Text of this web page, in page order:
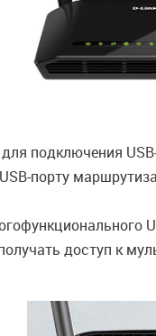
подключения
порту
доступ к